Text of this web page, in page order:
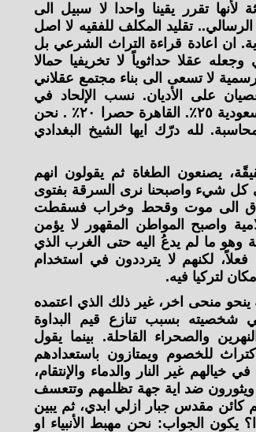
لأنها تقرر يقينا واحدا لا سبيل الى
الرسالي.. تقليد المكلف للفقيه لا اصل
ان اعادة قراءة التراث الشرعي بل
وجعله عقلا حداثوياً لا تخريفيا حمالا
لا تسعى الى بناء مجتمع عقلاني
على الأديان. نسب الإلحاد في
مجتمعاتنا مقلقة جداً. العراق ٣٩٪. ايران ٣٠٪. السعودية ٢٥٪. القاهرة حصرا ٢٠٪ . نحن
لله درّك ايها الشيخ البغدادي
يصنعون الطغاة ثم يقولون انهم
كل شيء واصبحنا نرى السرقة بفتوى
الى موت وقحط وخراب فسقطت
واصبح المواطن المقهور لا يؤمن
وهو ما لم يدعُ اليه حتى الغرب الذي
لكنهم لا يترددون في استخدام
لتركيا فيه.
ينحو منحى اخر، غير ذلك الذي اعتمده
شخصيته بسبب تنازع قيم البداوة
والصحراء القاحلة. بينما يقول
للخصوم ويمتازون باستعدادهم
غير النار والدماء والإنتقام،
ضد اية جهة تظلمهم وتتعسف
كائن مقدس جبار ازلي ابدي، ثم يبين
يكون الجواب: نحن مهبط الأنبياء او